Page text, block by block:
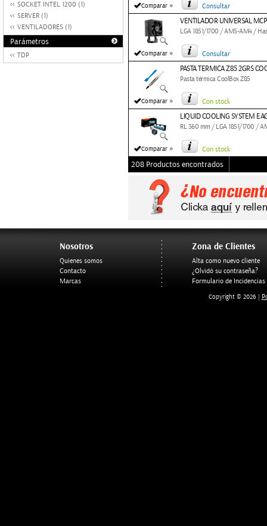
SOCKET INTEL 1200 (1)
SERVER (1)
VENTILADORES (1)
Parámetros
TDP
Comparar » Consultar
Comparar »
VENTILADOR UNIVERSAL
LGA 1851/1700 / AM5-AM4 /
Consultar
Comparar »
PASTA TERMICA Z85 2GRS
Pasta térmica CoolBox Z85
Con stock
Comparar »
LIQUID COOLING SYSTEM
RL 360 mm / LGA 1851/1700 /
Con stock
208 Productos encontrados
Nosotros
Quienes somos
Contacto
Marcas
Zona de Clientes
Alta como nuevo cliente
¿Olvidó su contraseña?
Formulario de Incidencias
Copyright © 2026 |